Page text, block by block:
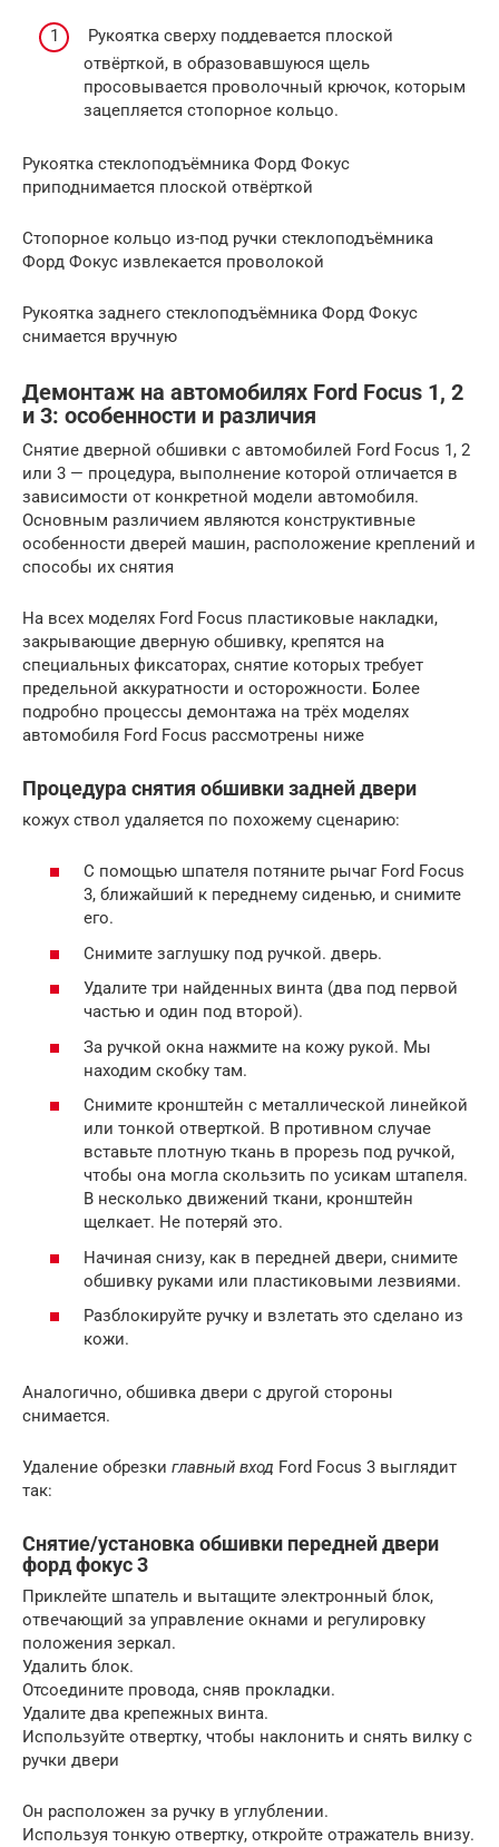
Рукоятка сверху поддевается плоской
отвёрткой, в образовавшуюся щель
просовывается проволочный крючок, которым
зацепляется стопорное кольцо.
Рукоятка стеклоподъёмника Форд Фокус
приподнимается плоской отвёрткой
Стопорное кольцо из-под ручки стеклоподъёмника
Форд Фокус извлекается проволокой
Рукоятка заднего стеклоподъёмника Форд Фокус
снимается вручную
Демонтаж на автомобилях Ford Focus 1, 2
и 3: особенности и различия
Снятие дверной обшивки с автомобилей Ford Focus 1, 2
или 3 — процедура, выполнение которой отличается в
зависимости от конкретной модели автомобиля.
Основным различием являются конструктивные
особенности дверей машин, расположение креплений и
способы их снятия
На всех моделях Ford Focus пластиковые накладки,
закрывающие дверную обшивку, крепятся на
специальных фиксаторах, снятие которых требует
предельной аккуратности и осторожности. Более
подробно процессы демонтажа на трёх моделях
автомобиля Ford Focus рассмотрены ниже
Процедура снятия обшивки задней двери
кожух ствол удаляется по похожему сценарию:
С помощью шпателя потяните рычаг Ford Focus
3, ближайший к переднему сиденью, и снимите
его.
Снимите заглушку под ручкой. дверь.
Удалите три найденных винта (два под первой
частью и один под второй).
За ручкой окна нажмите на кожу рукой. Мы
находим скобку там.
Снимите кронштейн с металлической линейкой
или тонкой отверткой. В противном случае
вставьте плотную ткань в прорезь под ручкой,
чтобы она могла скользить по усикам штапеля.
В несколько движений ткани, кронштейн
щелкает. Не потеряй это.
Начиная снизу, как в передней двери, снимите
обшивку руками или пластиковыми лезвиями.
Разблокируйте ручку и взлетать это сделано из
кожи.
Аналогично, обшивка двери с другой стороны
снимается.
Удаление обрезки главный вход Ford Focus 3 выглядит
так:
Снятие/установка обшивки передней двери
форд фокус 3
Приклейте шпатель и вытащите электронный блок,
отвечающий за управление окнами и регулировку
положения зеркал.
Удалить блок.
Отсоедините провода, сняв прокладки.
Удалите два крепежных винта.
Используйте отвертку, чтобы наклонить и снять вилку с
ручки двери
Он расположен за ручку в углублении.
Используя тонкую отвертку, откройте отражатель внизу.